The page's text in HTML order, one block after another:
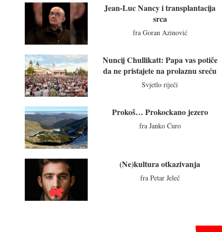
Jean-Luc Nancy i transplantacija
srca
fra Goran Azinović
Nuncij Chullikatt: Papa vas potiče
da ne pristajete na prolaznu sreću
Svjetlo riječi
Prokoš… Prokockano jezero
fra Janko Ćuro
(Ne)kultura otkazivanja
fra Petar Jeleč